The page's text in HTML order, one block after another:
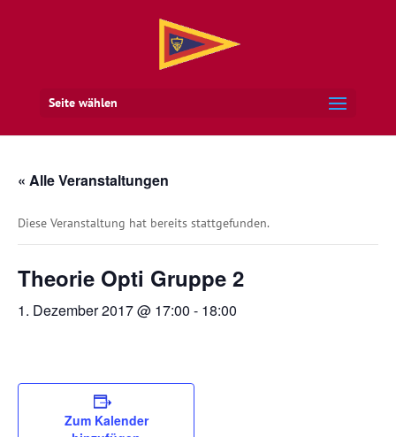
Seite wählen
« Alle Veranstaltungen
Diese Veranstaltung hat bereits stattgefunden.
Theorie Opti Gruppe 2
1. Dezember 2017 @ 17:00 - 18:00
Zum Kalender